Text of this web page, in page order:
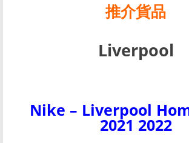
推介貨品
Liverpool
Nike – Liverpool
2021 2022